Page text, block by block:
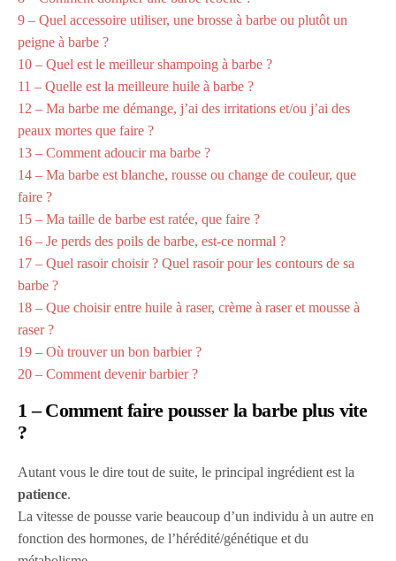
9 – Quel accessoire utiliser, une brosse à barbe ou plutôt un
peigne à barbe ?
10 – Quel est le meilleur shampoing à barbe ?
11 – Quelle est la meilleure huile à barbe ?
12 – Ma barbe me démange, j’ai des irritations et/ou j’ai des
peaux mortes que faire ?
13 – Comment adoucir ma barbe ?
14 – Ma barbe est blanche, rousse ou change de couleur, que
faire ?
15 – Ma taille de barbe est ratée, que faire ?
16 – Je perds des poils de barbe, est-ce normal ?
17 – Quel rasoir choisir ? Quel rasoir pour les contours de sa
barbe ?
18 – Que choisir entre huile à raser, crème à raser et mousse à
raser ?
19 – Où trouver un bon barbier ?
20 – Comment devenir barbier ?
1 – Comment faire pousser la barbe plus vite
?
Autant vous le dire tout de suite, le principal ingrédient est la
patience.
La vitesse de pousse varie beaucoup d’un individu à un autre en
fonction des hormones, de l’hérédité/génétique et du